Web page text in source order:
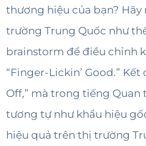
thương hiệu của bạn? Hãy
trường Trung Quốc như
brainstorm để điều chỉnh
“Finger-Lickin’ Good.”
Off,” mà trong tiếng Quan
tương tự như khẩu hiệu
hiệu quả trên thị trường